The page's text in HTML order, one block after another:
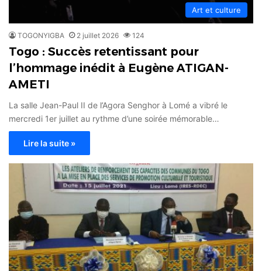
Art et culture
TOGONYIGBA 2 juillet 2026 124
Togo : Succès retentissant pour
l’hommage inédit à Eugène ATIGAN-
AMETI
La salle Jean-Paul II de l’Agora Senghor à Lomé a vibré le
mercredi 1er juillet au rythme d’une soirée mémorable…
Lire la suite »